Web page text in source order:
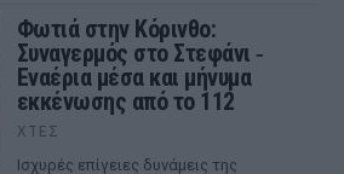
Φωτιά στην Κόρινθο:
Συναγερμός στο Στεφάνι ‑
Εναέρια μέσα και μήνυμα
εκκένωσης από το 112
ΧΤΕΣ
Ισχυρές επίγειες δυνάμεις της